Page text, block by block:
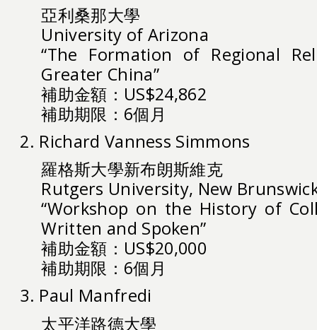
亞利桑那大學
University of Arizona
“The Formation of Regional
Greater China”
補助金額：US$24,862
補助期限：6個月
2. Richard Vanness Simmons
羅格斯大學新布朗斯維克
Rutgers University, New
“Workshop on the History of
Written and Spoken”
補助金額：US$20,000
補助期限：6個月
3. Paul Manfredi
太平洋路德大學